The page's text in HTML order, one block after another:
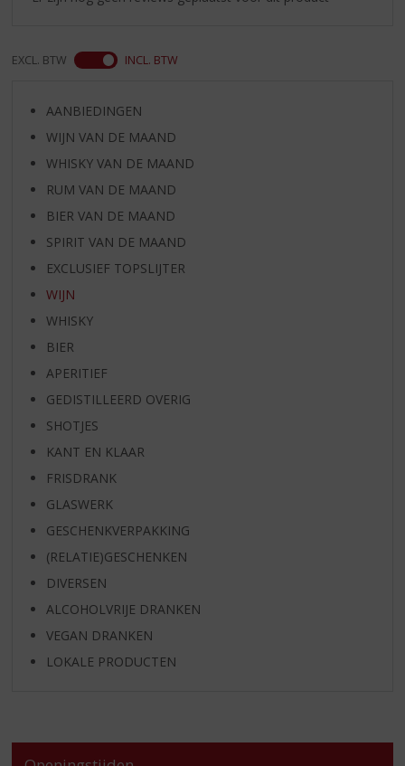
EXCL. BTW INCL. BTW
AANBIEDINGEN
WIJN VAN DE MAAND
WHISKY VAN DE MAAND
RUM VAN DE MAAND
BIER VAN DE MAAND
SPIRIT VAN DE MAAND
EXCLUSIEF TOPSLIJTER
WIJN
WHISKY
BIER
APERITIEF
GEDISTILLEERD OVERIG
SHOTJES
KANT EN KLAAR
FRISDRANK
GLASWERK
GESCHENKVERPAKKING
(RELATIE)GESCHENKEN
DIVERSEN
ALCOHOLVRIJE DRANKEN
VEGAN DRANKEN
LOKALE PRODUCTEN